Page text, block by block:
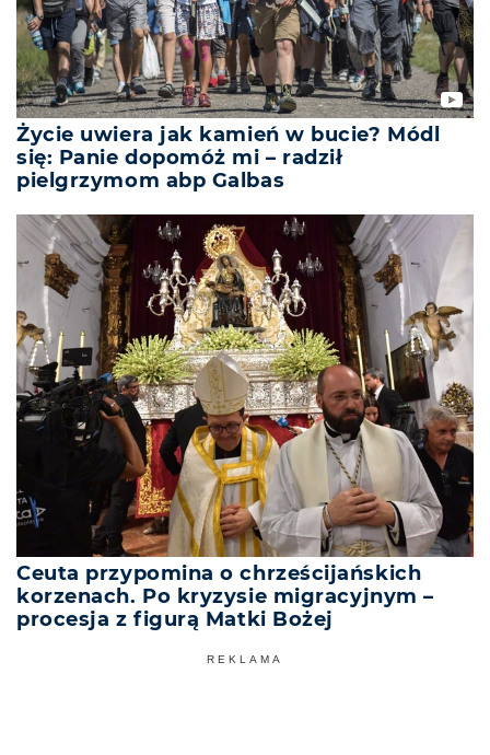
Życie uwiera jak kamień w bucie? Módl
się: Panie dopomóż mi – radził
pielgrzymom abp Galbas
Ceuta przypomina o chrześcijańskich
korzenach. Po kryzysie migracyjnym –
procesja z figurą Matki Bożej
REKLAMA